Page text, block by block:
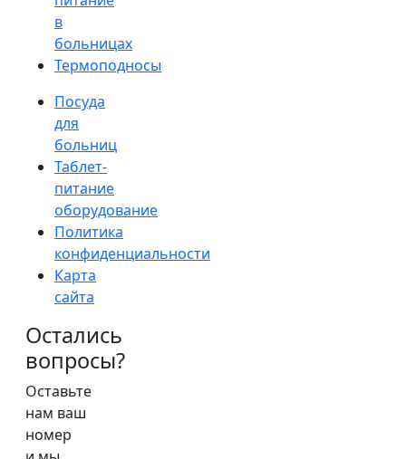
в
больницах
Термоподносы
Посуда
для
больниц
Таблет-
питание
оборудование
Политика
конфиденциальности
Карта
сайта
Остались
вопросы?
Оставьте
нам ваш
номер